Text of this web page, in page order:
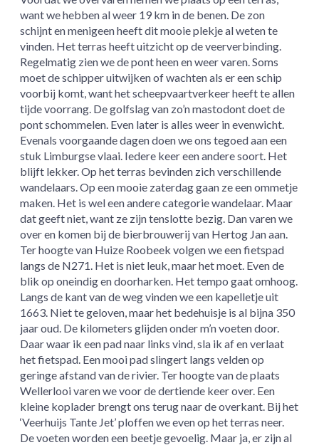
want we hebben al weer 19 km in de benen. De zon
schijnt en menigeen heeft dit mooie plekje al weten te
vinden. Het terras heeft uitzicht op de veerverbinding.
Regelmatig zien we de pont heen en weer varen. Soms
moet de schipper uitwijken of wachten als er een schip
voorbij komt, want het scheepvaartverkeer heeft te allen
tijde voorrang. De golfslag van zo’n mastodont doet de
pont schommelen. Even later is alles weer in evenwicht.
Evenals voorgaande dagen doen we ons tegoed aan een
stuk Limburgse vlaai. Iedere keer een andere soort. Het
blijft lekker. Op het terras bevinden zich verschillende
wandelaars. Op een mooie zaterdag gaan ze een ommetje
maken. Het is wel een andere categorie wandelaar. Maar
dat geeft niet, want ze zijn tenslotte bezig. Dan varen we
over en komen bij de bierbrouwerij van Hertog Jan aan.
Ter hoogte van Huize Roobeek volgen we een fietspad
langs de N271. Het is niet leuk, maar het moet. Even de
blik op oneindig en doorharken. Het tempo gaat omhoog.
Langs de kant van de weg vinden we een kapelletje uit
1663. Niet te geloven, maar het bedehuisje is al bijna 350
jaar oud. De kilometers glijden onder m’n voeten door.
Daar waar ik een pad naar links vind, sla ik af en verlaat
het fietspad. Een mooi pad slingert langs velden op
geringe afstand van de rivier. Ter hoogte van de plaats
Wellerlooi varen we voor de dertiende keer over. Een
kleine koplader brengt ons terug naar de overkant. Bij het
‘Veerhuijs Tante Jet’ ploffen we even op het terras neer.
De voeten worden een beetje gevoelig. Maar ja, er zijn al